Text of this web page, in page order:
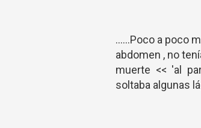
......Poco a poco
abdomen , no
muerte << 'al
soltaba algunas